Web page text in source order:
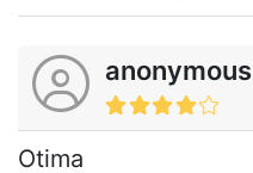
anonymous
Otima